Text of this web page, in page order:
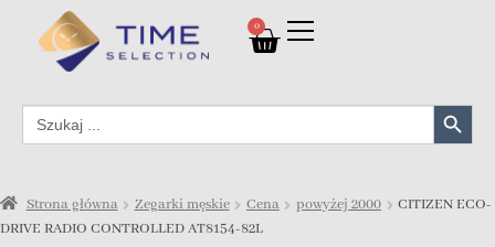
0
Search
for:
Search Button
Strona główna Zegarki męskie Cena powyżej 2000
CITIZEN ECO-
DRIVE RADIO CONTROLLED AT8154-82L